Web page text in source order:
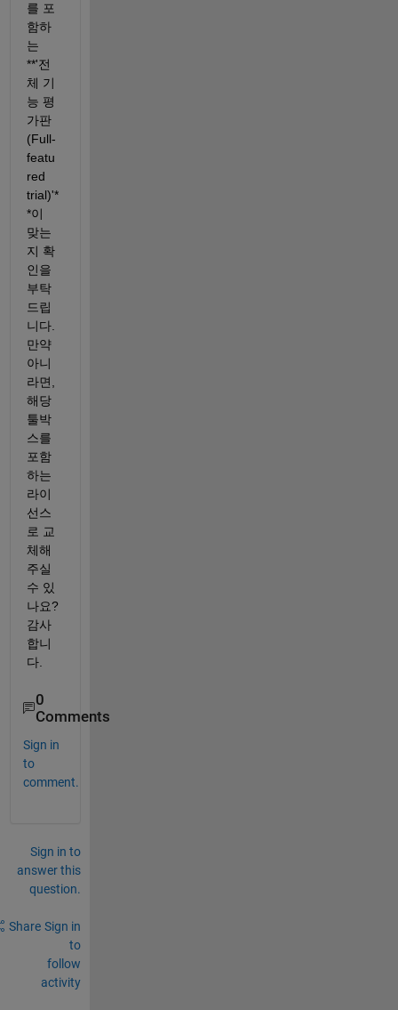
를 포
함하
는
**'전
체 기
능 평
가판
(Full-
featu
red
trial)'*
*이
맞는
지 확
인을
부탁
드립
니다.
만약
아니
라면,
해당
툴박
스를
포함
하는
라이
선스
로 교
체해
주실
수 있
나요?
감사
합니
다.
0
Comments
Sign in
to
comment.
Sign in to
answer this
question.
Share Sign in
to
follow
activity